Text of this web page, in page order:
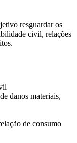
resguardar os
civil, relações
danos materiais,
de consumo